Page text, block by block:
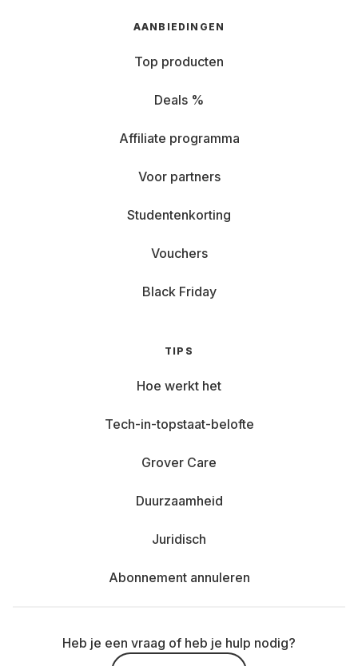
AANBIEDINGEN
Top producten
Deals %
Affiliate programma
Voor partners
Studentenkorting
Vouchers
Black Friday
TIPS
Hoe werkt het
Tech-in-topstaat-belofte
Grover Care
Duurzaamheid
Juridisch
Abonnement annuleren
Heb je een vraag of heb je hulp nodig?